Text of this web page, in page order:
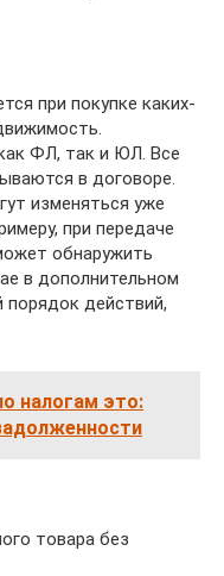
при покупке каких-
ФЛ, так и ЮЛ. Все
в договоре.
изменяться уже
при передаче
обнаружить
в дополнительном
порядок действий,
налогам это:
товара без